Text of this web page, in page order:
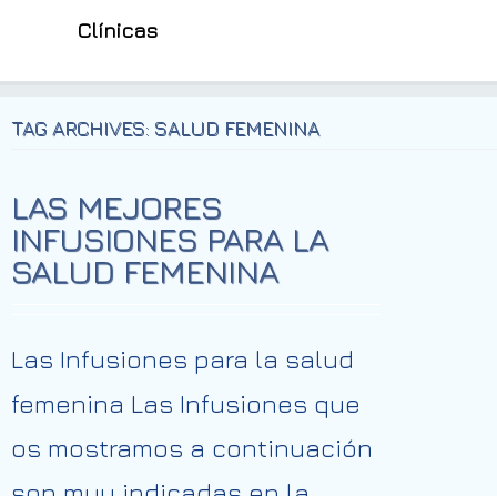
Clínicas
TAG ARCHIVES: SALUD FEMENINA
LAS MEJORES
INFUSIONES PARA LA
SALUD FEMENINA
Las Infusiones para la salud
femenina Las Infusiones que
os mostramos a continuación